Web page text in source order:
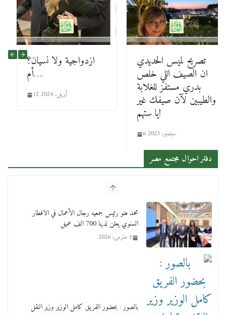
ازدواجية ولا نسيان؟
أم…
12 أبريل، 2024
تصريح لميس الحديدي
ان الصيف اللي خلص
بدري مستفز للغلابة
والطيبين لآن صيفك غير
يا ستهم!
6 سبتمبر، 2023
دفتر احوال مجتمع مصر
محمد هنو رئيس جمعيه رجال الأعمال في الافطار
5 مارس، 2026
إفطارها السنوي